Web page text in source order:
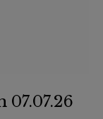
07.07.26